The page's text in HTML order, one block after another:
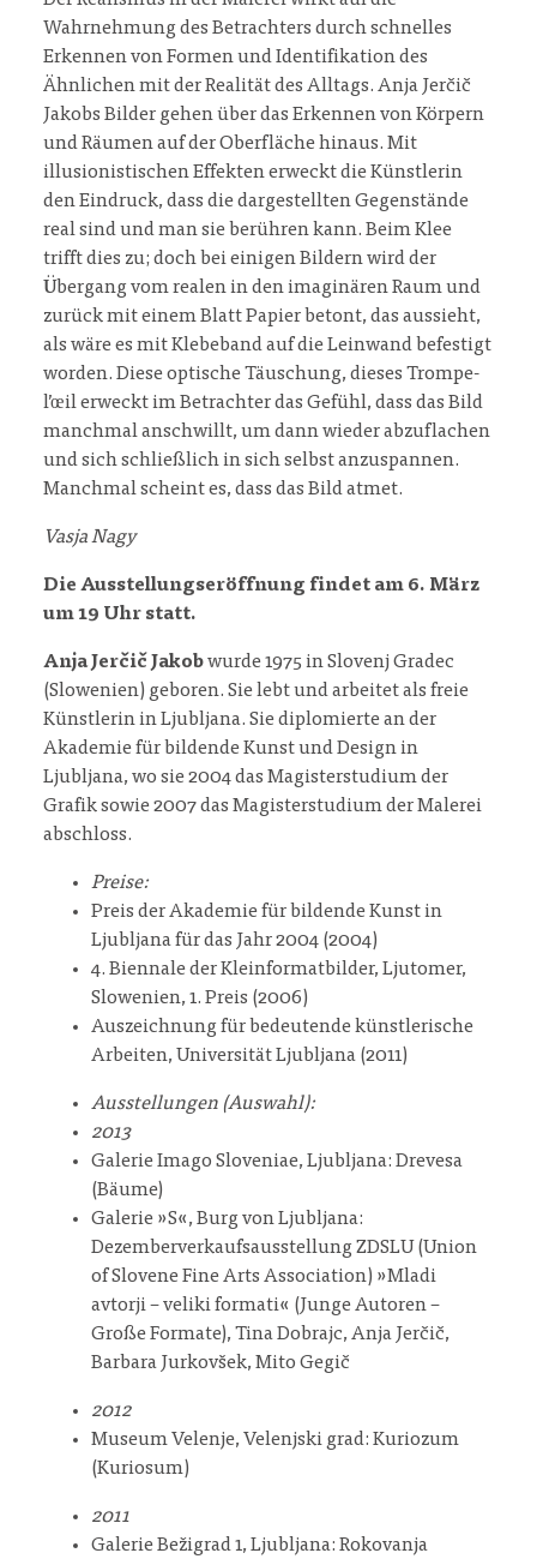
Wahrnehmung des Betrachters durch schnelles
Erkennen von Formen und Identifikation des
Ähnlichen mit der Realität des Alltags. Anja Jerčič
Jakobs Bilder gehen über das Erkennen von Körpern
und Räumen auf der Oberfläche hinaus. Mit
illusionistischen Effekten erweckt die Künstlerin
den Eindruck, dass die dargestellten Gegenstände
real sind und man sie berühren kann. Beim Klee
trifft dies zu; doch bei einigen Bildern wird der
Übergang vom realen in den imaginären Raum und
zurück mit einem Blatt Papier betont, das aussieht,
als wäre es mit Klebeband auf die Leinwand befestigt
worden. Diese optische Täuschung, dieses Trompe-
l’œil erweckt im Betrachter das Gefühl, dass das Bild
manchmal anschwillt, um dann wieder abzuflachen
und sich schließlich in sich selbst anzuspannen.
Manchmal scheint es, dass das Bild atmet.
Vasja Nagy
Die Ausstellungseröffnung findet am 6. März
um 19 Uhr statt.
Anja Jerčič Jakobwurde 1975 in Slovenj Gradec
(Slowenien) geboren. Sie lebt und arbeitet als freie
Künstlerin in Ljubljana. Sie diplomierte an der
Akademie für bildende Kunst und Design in
Ljubljana, wo sie 2004 das Magisterstudium der
Grafik sowie 2007 das Magisterstudium der Malerei
abschloss.
Preise:
Preis der Akademie für bildende Kunst in
Ljubljana für das Jahr 2004 (2004)
4. Biennale der Kleinformatbilder, Ljutomer,
Slowenien, 1. Preis (2006)
Auszeichnung für bedeutende künstlerische
Arbeiten, Universität Ljubljana (2011)
Ausstellungen (Auswahl):
2013
Galerie Imago Sloveniae, Ljubljana: Drevesa
(Bäume)
Galerie »S«, Burg von Ljubljana:
Dezemberverkaufsausstellung ZDSLU (Union
of Slovene Fine Arts Association) »Mladi
avtorji – veliki formati« (Junge Autoren –
Große Formate), Tina Dobrajc, Anja Jerčič,
Barbara Jurkovšek, Mito Gegič
2012
Museum Velenje, Velenjski grad: Kuriozum
(Kuriosum)
2011
Galerie Bežigrad 1, Ljubljana: Rokovanja